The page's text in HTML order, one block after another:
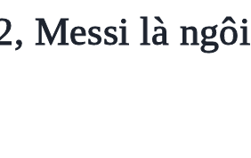
Messi là ngôi